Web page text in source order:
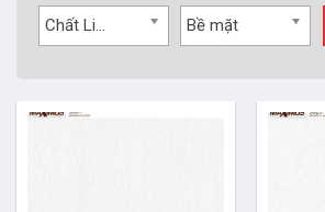
Bề mặt